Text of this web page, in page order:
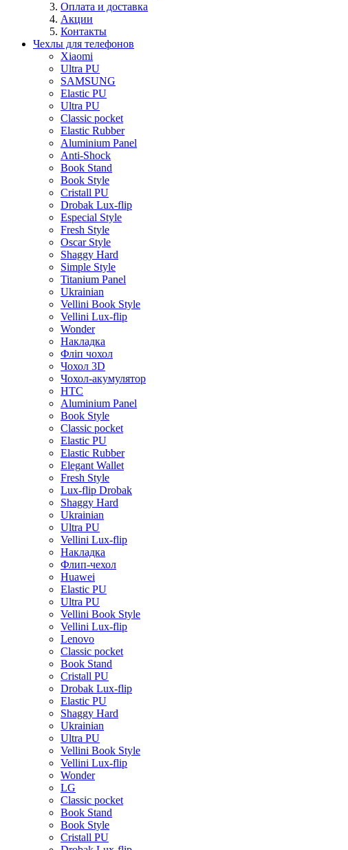
Оплата и доставка
Акции
Контакты
Чехлы для телефонов
Xiaomi
Ultra PU
SAMSUNG
Elastic PU
Ultra PU
Classic pocket
Elastic Rubber
Aluminium Panel
Anti-Shock
Book Stand
Book Style
Cristall PU
Drobak Lux-flip
Especial Style
Fresh Style
Oscar Style
Shaggy Hard
Simple Style
Titanium Panel
Ukrainian
Vellini Book Style
Vellini Lux-flip
Wonder
Накладка
Фліп чохол
Чохол 3D
Чохол-акумулятор
HTC
Aluminium Panel
Book Style
Classic pocket
Elastic PU
Elastic Rubber
Elegant Wallet
Fresh Style
Lux-flip Drobak
Shaggy Hard
Ukrainian
Ultra PU
Vellini Lux-flip
Накладка
Флип-чехол
Huawei
Elastic PU
Ultra PU
Vellini Book Style
Vellini Lux-flip
Lenovo
Classic pocket
Book Stand
Cristall PU
Drobak Lux-flip
Elastic PU
Shaggy Hard
Ukrainian
Ultra PU
Vellini Book Style
Vellini Lux-flip
Wonder
LG
Classic pocket
Book Stand
Book Style
Cristall PU